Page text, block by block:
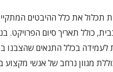
את כלל ההיבטים
כולל תאריך סיום הפרויקט.
בכלל התנאים שהצבנו
מגוון נרחב של אנשי